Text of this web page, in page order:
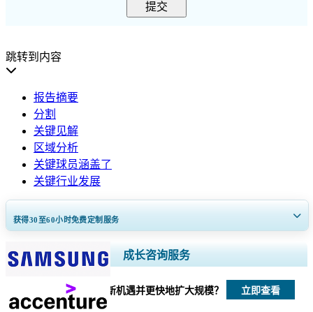
提交
跳转到内容
报告摘要
分割
关键见解
区域分析
关键球员涵盖了
关键行业发展
获得30至60小时免费定制服务
扩大区域和国家覆盖范围， 细分市场分析， 公司简介， 竞争基准分析，
以及最终用户洞察。
立即定制
成长咨询服务
我们如何帮助您发现新机遇并更快地扩大规模？ 立即查看